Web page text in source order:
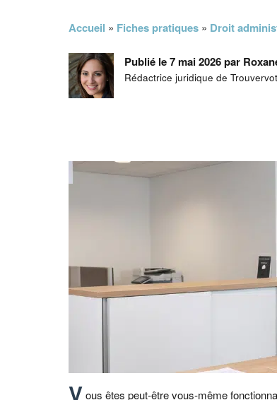
Accueil » Fiches pratiques » Droit
Publié le 7 mai 2026 par
Rédactrice juridique de
Vous êtes peut‑être vous‑même